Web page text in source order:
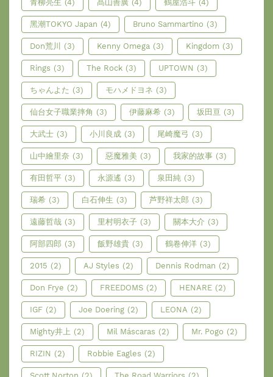
青柳亮生 (4) 髙山善廣 (4) 鶴屋浩斗 (4)
黑潮TOKYO Japan (4) Bruno Sammartino (3)
Don荒川 (3) Kenny Omega (3) Kingdom (3)
Rings (3) The Rock (3) UPTOWN (3)
ちゃんよた (3) モハメドヨネ (3)
仙台女子職業摔角 (3) 伊藤麻希 (3) 坂田亘 (3)
大武士 (3) 小川良成 (3) 尾崎魔弓 (3)
山中繪里奈 (3) 惡魔雅美 (3) 我家的故事 (3)
有田哲平 (3) 永源遙 (3) 泉田純 (3)
瑞希 (3) 白石伸生 (3) 芦野祥太郎 (3)
遠藤哲哉 (3) 里村明衣子 (3) 關本大介 (3)
阿部四郎 (3) 飯野雄貴 (3) 鶴卷伸洋 (3)
2015 (2) AJ Styles (2) Dennis Rodman (2)
Don Frye (2) FREEDOMS (2) HENARE (2)
IGF (2) Joe Doering (2) LEONA (2)
Mighty井上 (2) Mil Máscaras (2) Mr. Pogo (2)
RIZIN (2) Robbie Eagles (2)